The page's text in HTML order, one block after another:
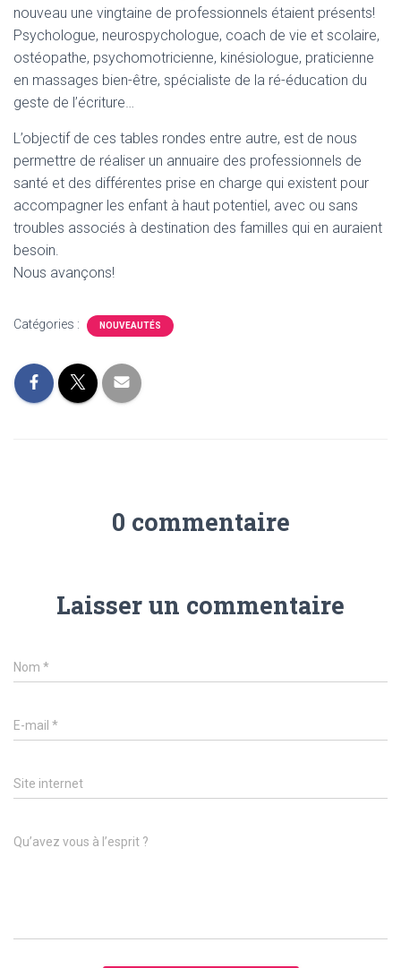
nouveau une vingtaine de professionnels étaient présents!
Psychologue, neurospychologue, coach de vie et scolaire,
ostéopathe, psychomotricienne, kinésiologue, praticienne
en massages bien-être, spécialiste de la ré-éducation du
geste de l’écriture…
L’objectif de ces tables rondes entre autre, est de nous
permettre de réaliser un annuaire des professionnels de
santé et des différentes prise en charge qui existent pour
accompagner les enfant à haut potentiel, avec ou sans
troubles associés à destination des familles qui en auraient
besoin.
Nous avançons!
Catégories : NOUVEAUTÉS
0 commentaire
Laisser un commentaire
Nom *
E-mail *
Site internet
Qu’avez vous à l’esprit ?